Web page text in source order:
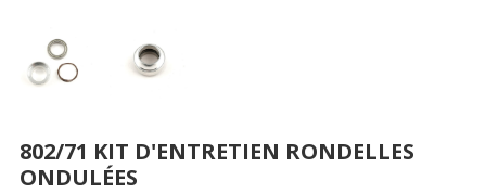
802/71 KIT D'ENTRETIEN RONDELLES
ONDULÉES